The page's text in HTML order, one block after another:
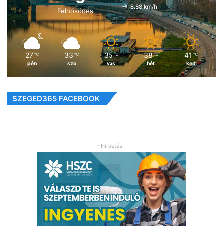
Felhősödés
8.88 km/h
27 ℃
pén
33 ℃
szo
35 ℃
vas
38 ℃
hét
41 ℃
ked
SZEGED365 FACEBOOK
- Hirdetés -